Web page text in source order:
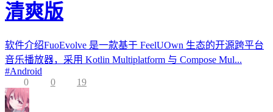
清爽版
软件介绍FuoEvolve 是一款基于 FeelUOwn 生态的开源跨平台
音乐播放器，采用 Kotlin Multiplatform 与 Compose Mul...
#Android
0
0 19